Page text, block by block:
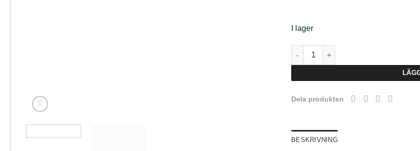
I lager
Muli Collection Sun Bracelet - Gold
Dela produkten
BESKRIVNING